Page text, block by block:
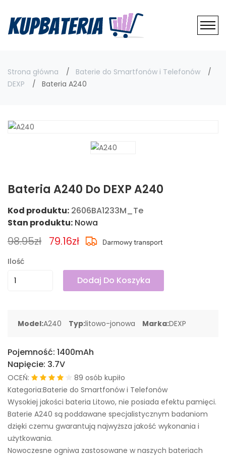
Strona główna
Baterie do Smartfonów i Telefonów
DEXP
Bateria A240
Bateria A240 Do DEXP A240
Kod produktu: 2606BA1233M_Te
Stan produktu: Nowa
98.95zł 79.16zł
Ilość
Dodaj Do Koszyka
Model:A240 Typ:litowo-jonowa Marka:DEXP
Pojemność: 1400mAh
Napięcie: 3.7V
OCEŃ:
89 osób kupiło
Kategoria:Baterie do Smartfonów i Telefonów
Wysokiej jakości bateria Litowo, nie posiada efektu pamięci.
Baterie A240 są poddawane specjalistycznym badaniom
dzięki czemu gwarantują najwyższa jakość wykonania i
użytkowania.
Nowoczesne ogniwa zastosowane w naszych bateriach